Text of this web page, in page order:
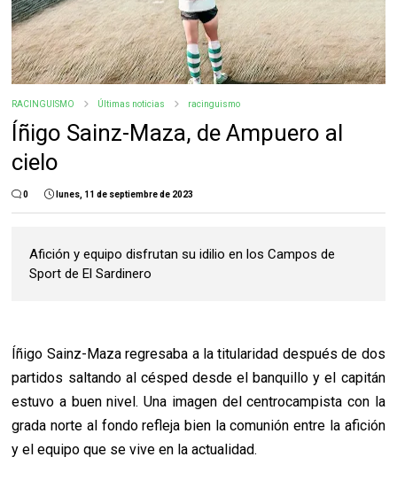
RACINGUISMO Últimas noticias racinguismo
Íñigo Sainz-Maza, de Ampuero al
cielo
0 lunes, 11 de septiembre de 2023
Afición y equipo disfrutan su idilio en los Campos de
Sport de El Sardinero
Íñigo Sainz-Maza regresaba a la titularidad después de dos
partidos saltando al césped desde el banquillo y el capitán
estuvo a buen nivel. Una imagen del centrocampista con la
grada norte al fondo refleja bien la comunión entre la afición
y el equipo que se vive en la actualidad.